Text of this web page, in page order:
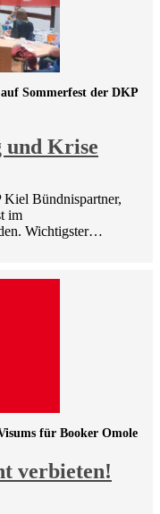
und Krise
Sommerfest der DKP
Kiel Bündnispartner,
im
Wichtigster…
verbieten!
für Booker Omole